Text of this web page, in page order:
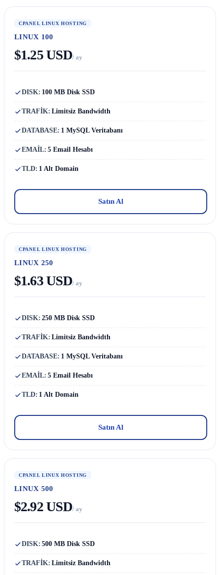
CPANEL LINUX HOSTING
LINUX 100
$1.25 USD/ ay
DISK: 100 MB Disk SSD
TRAFİK: Limitsiz Bandwidth
DATABASE: 1 MySQL Veritabanı
EMAİL: 5 Email Hesabı
TLD: 1 Alt Domain
Satın Al
CPANEL LINUX HOSTING
LINUX 250
$1.63 USD/ ay
DISK: 250 MB Disk SSD
TRAFİK: Limitsiz Bandwidth
DATABASE: 1 MySQL Veritabanı
EMAİL: 5 Email Hesabı
TLD: 1 Alt Domain
Satın Al
CPANEL LINUX HOSTING
LINUX 500
$2.92 USD/ ay
DISK: 500 MB Disk SSD
TRAFİK: Limitsiz Bandwidth